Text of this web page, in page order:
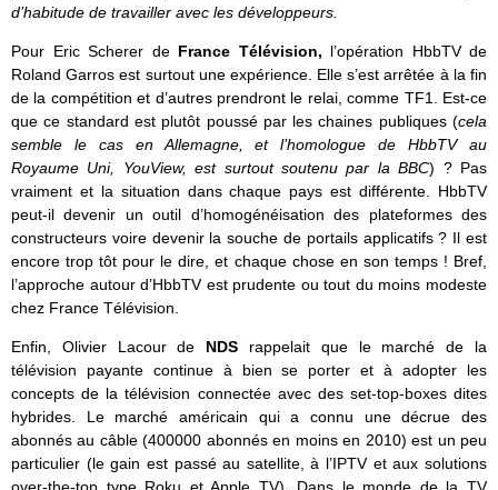
d’habitude de travailler avec les développeurs.
Pour Eric Scherer de France Télévision, l’opération HbbTV de
Roland Garros est surtout une expérience. Elle s’est arrêtée à la fin
de la compétition et d’autres prendront le relai, comme TF1. Est-ce
que ce standard est plutôt poussé par les chaines publiques (cela
semble le cas en Allemagne, et l’homologue de HbbTV au
Royaume Uni, YouView, est surtout soutenu par la BBC) ? Pas
vraiment et la situation dans chaque pays est différente. HbbTV
peut-il devenir un outil d’homogénéisation des plateformes des
constructeurs voire devenir la souche de portails applicatifs ? Il est
encore trop tôt pour le dire, et chaque chose en son temps ! Bref,
l’approche autour d’HbbTV est prudente ou tout du moins modeste
chez France Télévision.
Enfin, Olivier Lacour de NDS rappelait que le marché de la
télévision payante continue à bien se porter et à adopter les
concepts de la télévision connectée avec des set-top-boxes dites
hybrides. Le marché américain qui a connu une décrue des
abonnés au câble (400000 abonnés en moins en 2010) est un peu
particulier (le gain est passé au satellite, à l’IPTV et aux solutions